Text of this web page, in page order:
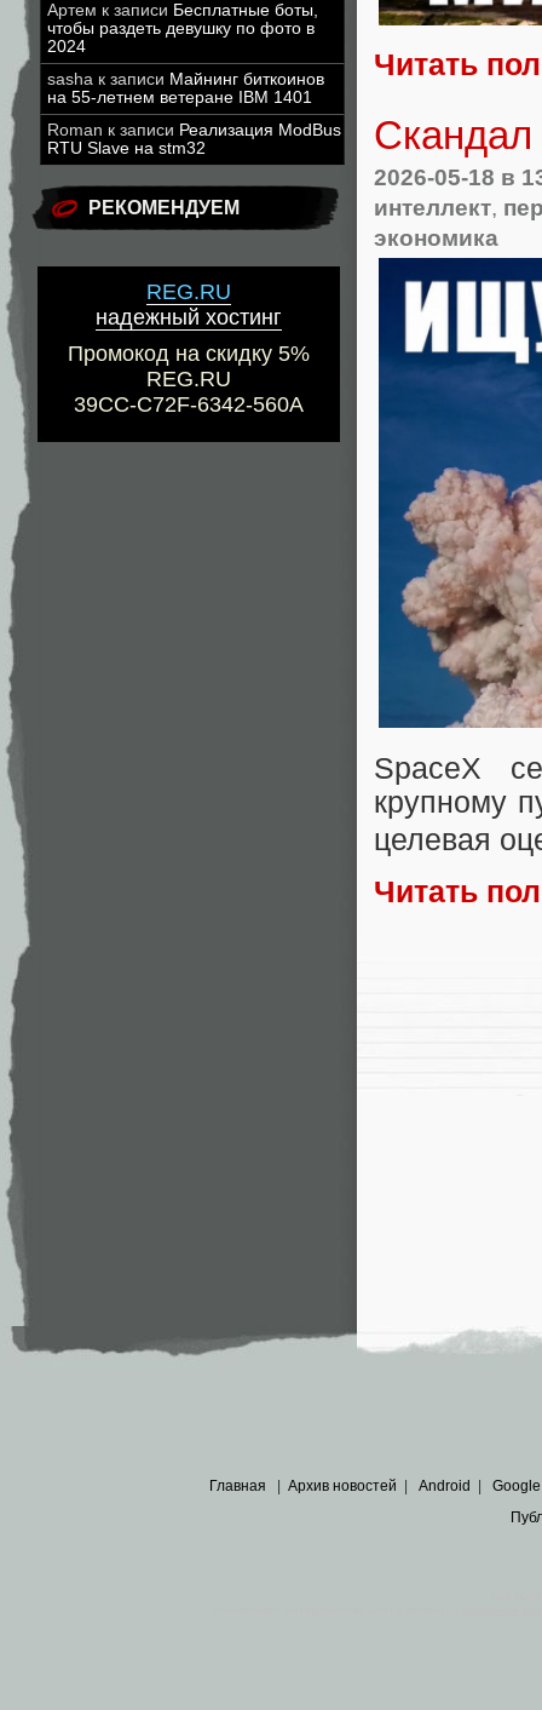
Артем к записи Бесплатные боты,
чтобы раздеть девушку по фото в
2024
sasha к записи Майнинг биткоинов
на 55-летнем ветеране IBM 1401
Roman к записи Реализация ModBus
RTU Slave на stm32
РЕКОМЕНДУЕМ
REG.RU
надежный хостинг
Промокод на скидку 5%
REG.RU
39CC-C72F-6342-560A
Читать
Скандал
2026-05-18 в
интеллект,
экономика
SpaceX
крупному
целевая
Читать
Главная Архив новостей Android Google